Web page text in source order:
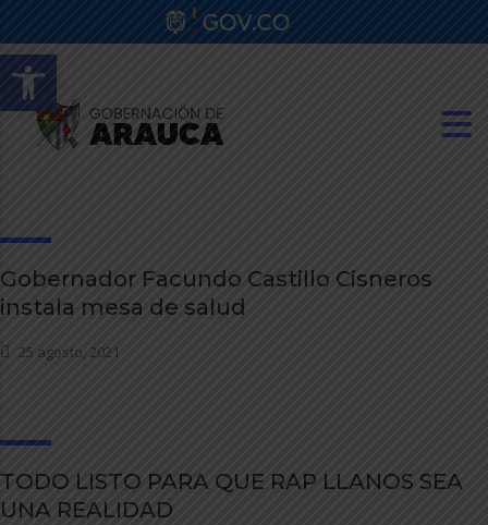
Abrir barra de herramientas
Gobernador Facundo Castillo Cisneros
instala mesa de salud
25 agosto, 2021
TODO LISTO PARA QUE RAP LLANOS SEA
UNA REALIDAD